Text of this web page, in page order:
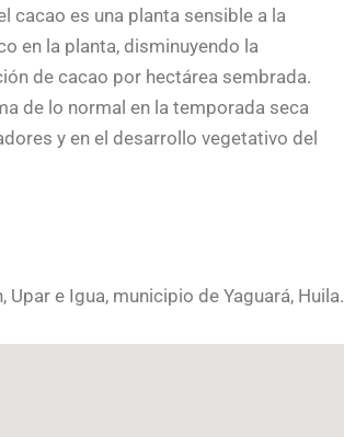
cacao es una planta sensible a la
en la planta, disminuyendo la
de cacao por hectárea sembrada.
de lo normal en la temporada seca
y en el desarrollo vegetativo del
e Igua, municipio de Yaguará, Huila.